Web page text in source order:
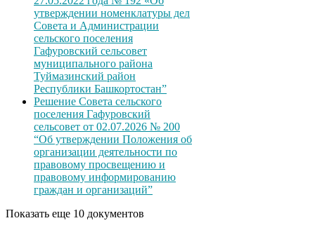
утверждении номенклатуры дел
Совета и Администрации
сельского поселения
Гафуровский сельсовет
муниципального района
Туймазинский район
Республики Башкортостан”
Решение Совета сельского
поселения Гафуровский
сельсовет от 02.07.2026 № 200
“Об утверждении Положения об
организации деятельности по
правовому просвещению и
правовому информированию
граждан и организаций”
Показать еще 10 документов